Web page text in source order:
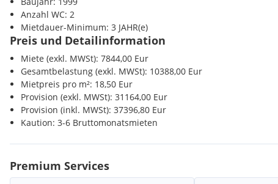
Betriebskosten inkl. Heizung & Kühlung (Akonto): 6,00 EUR/m² p.m.
Folgende Kosten werden vom Vermieter übernommen:
Bodenbelag
komplette strukturierte IT-Verkabelung samt Serverschrank
Bodentanks gemäß Belegungsplanung
Teeküche
neu ausgemalt
AUSSTATTUNG
LiftFenster mit Isolierverglasung
Anzahl WC: 2
Mietdauer-Minimum: 3 JAHR(e)
Preis und Detailinformation
Miete (exkl. MWSt): 7844,00 Eur
Gesamtbelastung (exkl. MWSt): 10388,00 Eur
Mietpreis pro m²: 18,50 Eur
Provision (exkl. MWSt): 31164,00 Eur
Provision (inkl. MWSt): 37396,80 Eur
Kaution: 3-6 Bruttomonatsmieten
Premium Services